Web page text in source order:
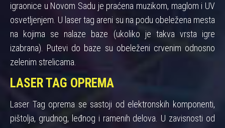
igraonice u Novom Sadu je praćena muzikom, maglom i UV
osvetljenjem. U laser tag areni su na podu obeležena mesta
na kojima se nalaze baze (ukoliko je takva vrsta igre
izabrana). Putevi do baze su obeleženi crvenim odnosno
zelenim strelicama.
LASER TAG OPREMA
Laser Tag oprema se sastoji od elektronskih komponenti,
pištolja, grudnog, leđnog i ramenih delova. U zavisnosti od